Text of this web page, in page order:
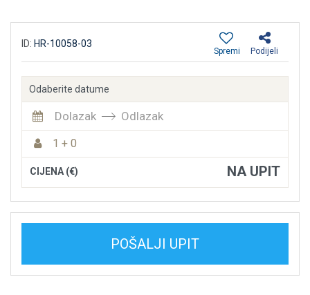
ID: HR-10058-03
Podijeli
Spremi
Odaberite datume
Dolazak Odlazak
1 + 0
CIJENA (€) NA UPIT
POŠALJI UPIT